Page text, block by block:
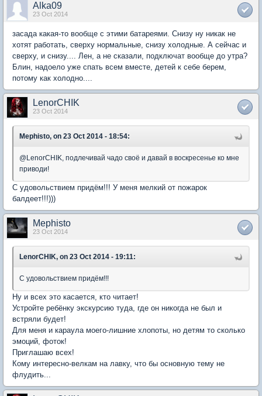
Alka09
23 Oct 2014
засада какая-то вообще с этими батареями. Снизу ну никак не
хотят работать, сверху нормальные, снизу холодные. А сейчас и
сверху, и снизу.... Лен, а не сказали, подключат вообще до утра?
Блин, надоело уже спать всем вместе, детей к себе берем,
потому как холодно....
LenorCHIK
23 Oct 2014
Mephisto, on 23 Oct 2014 - 18:54:
@LenorCHIK, подлечивай чадо своё и давай в воскресенье ко мне
приводи!
С удовольствием придём!!! У меня мелкий от пожарок
балдеет!!!)))
Mephisto
23 Oct 2014
LenorCHIK, on 23 Oct 2014 - 19:11:
С удовольствием придём!!!
Ну и всех это касается, кто читает!
Устройте ребёнку экскурсию туда, где он никогда не был и
встряли будет!
Для меня и караула моего-лишние хлопоты, но детям то сколько
эмоций, фоток!
Приглашаю всех!
Кому интересно-велкам на лавку, что бы основную тему не
флудить...